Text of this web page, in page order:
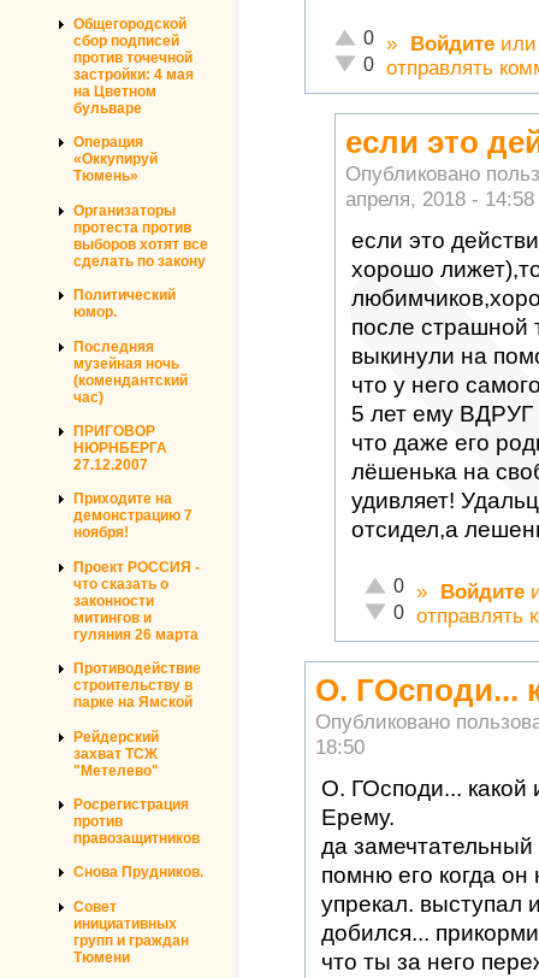
Общегородской
сбор подписей
против точечной
застройки: 4 мая
на Цветном
бульваре
Операция
«Оккупируй
Тюмень»
Организаторы
протеста против
выборов хотят все
сделать по закону
Политический
юмор.
Последняя
музейная ночь
(комендантский
час)
ПРИГОВОР
НЮРНБЕРГА
27.12.2007
Приходите на
демонстрацию 7
ноября!
Проект РОССИЯ -
что сказать о
законности
митингов и
гуляния 26 марта
Противодействие
строительству в
парке на Ямской
Рейдерский
захват ТСЖ
"Метелево"
Росрегистрация
против
правозащитников
Снова Прудников.
Совет
инициативных
групп и граждан
Тюмени
Отлично!
0
Неадекватно!
0
» Войдите
отправлять
если это
Опубликовано
апреля, 2018 - 14:58
если это
хорошо
после страшной
выкинули на
что у него
5 лет ему ВДРУГ
что даже его
лёшенька на
удивляет!
отсидел,а
Отлично!
0
Неадекватно!
0
» Войдите
отправлять
О. ГОсподи...
Опубликовано
18:50
О. ГОсподи... какой
Ерему.
да
помню его когда
упрекал. выступал
добился...
что ты за него